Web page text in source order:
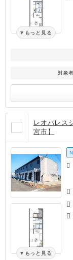
もっと見る
対象
レオパレス
宮市】
もっと見る